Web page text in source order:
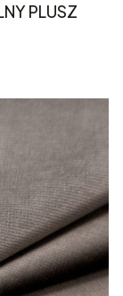
PLUSZ